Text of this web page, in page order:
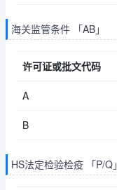
海关监管条件 「AB」
许可证或批文代码
A
B
HS法定检验检疫 「P/Q」